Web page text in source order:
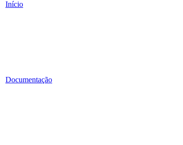
Início
Documentação